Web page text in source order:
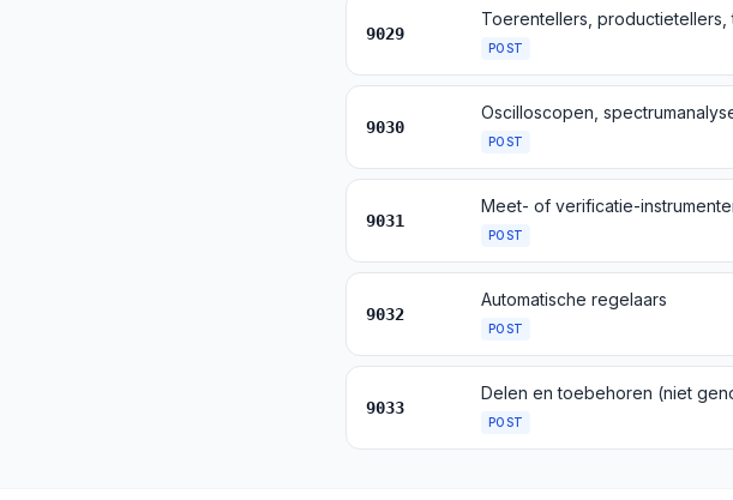
9029
POST
9030
POST
9031
POST
9032
Automatische regelaars
POST
9033
POST